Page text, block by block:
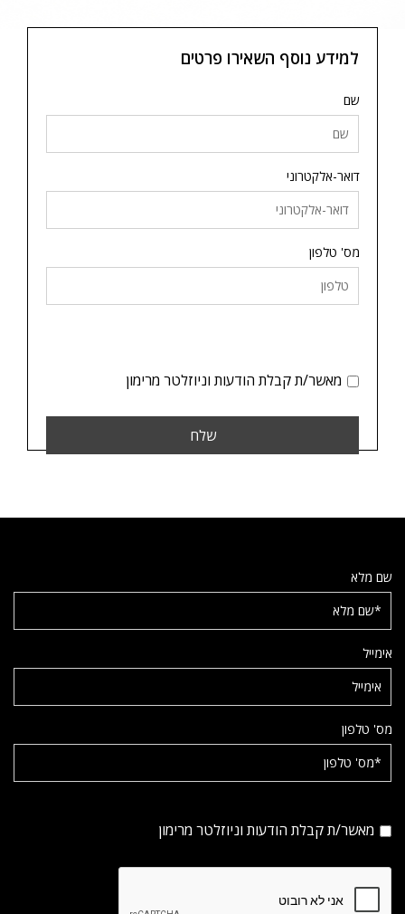
למידע נוסף השאירו פרטים
שם
דואר-אלקטרוני
מס' טלפון
מאשר/ת קבלת הודעות וניוזלטר מרימון
שם מלא
אימייל
מס' טלפון
מאשר/ת קבלת הודעות וניוזלטר מרימון